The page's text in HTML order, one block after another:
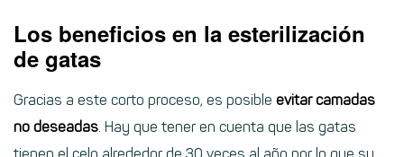
Los beneficios en la esterilización
de gatas
Gracias a este corto proceso, es posible evitar camadas
no deseadas. Hay que tener en cuenta que las gatas